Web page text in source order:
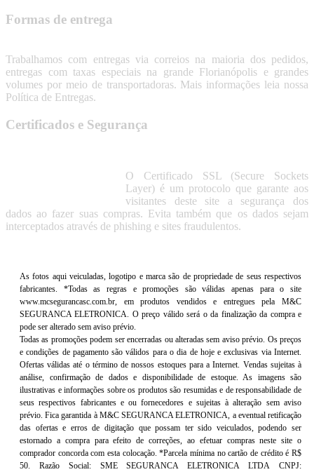
Formas de entrega
Trabalhamos com entregas via correios na maioria dos pedidos,
entregas com taxas especiais na grande Florianópolis e grandes
volumes por meio de transportadoras. Mais informações leia nossa
Política de Entregas.
Certificados e Segurança
O Certificado SSL (Secure Sockets
Layer) é um protocolo que garante aos
visitantes deste site a segurança dos
dados ao fazer suas compras. Evita também que os dados sejam
interceptados através de phishing e sites fraudulentos.
As fotos aqui veiculadas, logotipo e marca são de propriedade de seus respectivos
fabricantes. *Todas as regras e promoções são válidas apenas para o site
www.mcsegurancasc.com.br, em produtos vendidos e entregues pela M&C
SEGURANCA ELETRONICA. O preço válido será o da finalização da compra e
pode ser alterado sem aviso prévio.
Todas as promoções podem ser encerradas ou alteradas sem aviso prévio. Os preços
e condições de pagamento são válidos para o dia de hoje e exclusivas via Internet.
Ofertas válidas até o término de nossos estoques para a Internet. Vendas sujeitas à
análise, confirmação de dados e disponibilidade de estoque. As imagens são
ilustrativas e informações sobre os produtos são resumidas e de responsabilidade de
seus respectivos fabricantes e ou fornecedores e sujeitas à alteração sem aviso
prévio. Fica garantida à M&C SEGURANCA ELETRONICA, a eventual retificação
das ofertas e erros de digitação que possam ter sido veiculados, podendo ser
estornado a compra para efeito de correções, ao efetuar compras neste site o
comprador concorda com esta colocação. *Parcela mínima no cartão de crédito é R$
50. Razão Social: SME SEGURANCA ELETRONICA LTDA CNPJ: